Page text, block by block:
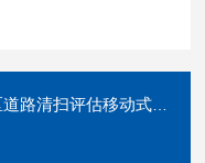
评估移动式积尘监测系统